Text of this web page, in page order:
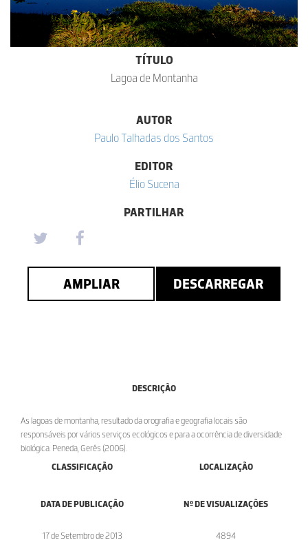
TÍTULO
Lagoa de Montanha
AUTOR
Paulo Talhadas dos Santos
EDITOR
Élio Sucena
PARTILHAR
AMPLIAR DESCARREGAR
DESCRIÇÃO
As lagoas de montanha, resultado da orografia e geografia locais são
responsáveis por vários serviços ecológicos e para a ocorrência de diversidade
biológica. Peneda, Gerês (2006).
CLASSIFICAÇÃO
LOCALIZAÇÃO
DATA DE PUBLICAÇÃO
17 de Setembro de 2013
Nº DE VISUALIZAÇÕES
4894